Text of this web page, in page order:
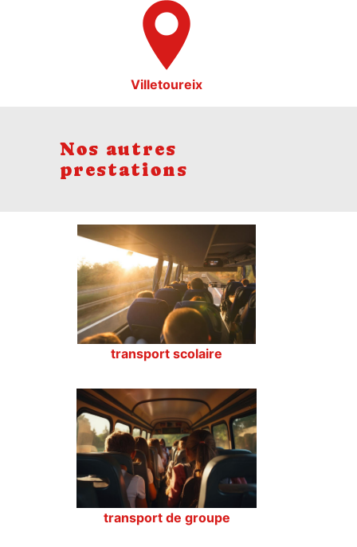
Villetoureix
Nos autres
prestations
transport scolaire
transport de groupe